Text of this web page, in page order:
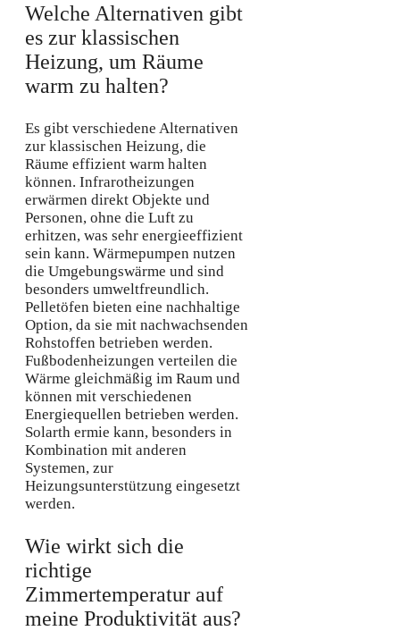
Welche Alternativen gibt
es zur klassischen
Heizung, um Räume
warm zu halten?
Es gibt verschiedene Alternativen
zur klassischen Heizung, die
Räume effizient warm halten
können. Infrarotheizungen
erwärmen direkt Objekte und
Personen, ohne die Luft zu
erhitzen, was sehr energieeffizient
sein kann. Wärmepumpen nutzen
die Umgebungswärme und sind
besonders umweltfreundlich.
Pelletöfen bieten eine nachhaltige
Option, da sie mit nachwachsenden
Rohstoffen betrieben werden.
Fußbodenheizungen verteilen die
Wärme gleichmäßig im Raum und
können mit verschiedenen
Energiequellen betrieben werden.
Solarth ermie kann, besonders in
Kombination mit anderen
Systemen, zur
Heizungsunterstützung eingesetzt
werden.
Wie wirkt sich die
richtige
Zimmertemperatur auf
meine Produktivität aus?